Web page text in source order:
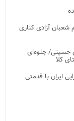
شعبان آزادی کناری
حسینی/ جلوه‌ای
کلا
ایران با قدمتی